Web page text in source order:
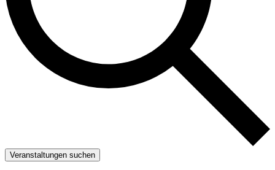
Veranstaltungen suchen